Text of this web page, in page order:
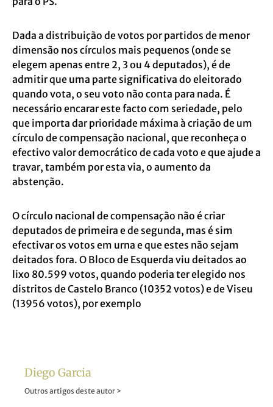
Dada a distribuição de votos por partidos de menor
dimensão nos círculos mais pequenos (onde se
elegem apenas entre 2, 3 ou 4 deputados), é de
admitir que uma parte significativa do eleitorado
quando vota, o seu voto não conta para nada. É
necessário encarar este facto com seriedade, pelo
que importa dar prioridade máxima à criação de um
círculo de compensação nacional, que reconheça o
efectivo valor democrático de cada voto e que ajude a
travar, também por esta via, o aumento da
abstenção.
O círculo nacional de compensação não é criar
deputados de primeira e de segunda, mas é sim
efectivar os votos em urna e que estes não sejam
deitados fora. O Bloco de Esquerda viu deitados ao
lixo 80.599 votos, quando poderia ter elegido nos
distritos de Castelo Branco (10352 votos) e de Viseu
(13956 votos), por exemplo
Diego Garcia
Outros artigos deste autor >